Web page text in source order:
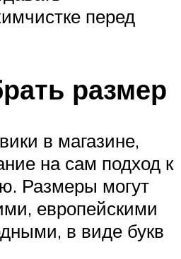
перед
размер
в магазине,
на сам подход к
Размеры могут
европейскими
в виде букв